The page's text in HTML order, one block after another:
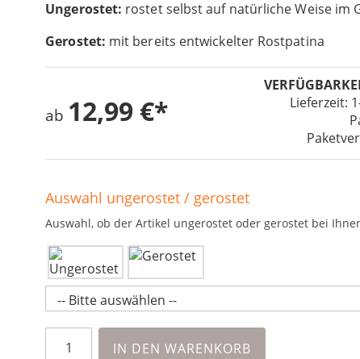
Ungerostet: rostet selbst auf natürliche Weise im
Gerostet: mit bereits entwickelter Rostpatina
Lieferzeit:
ab 12,99 €
Auswahl ungerostet / gerostet
Auswahl, ob der Artikel ungerostet oder gerostet bei
IN DEN WARENKORB